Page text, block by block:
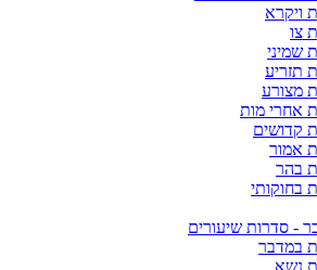
ויקרא
צו
שמיני
תזריע
מצורע
אחרי מות
קדושים
אמור
בהר
בחוקותי
- סדרות שיעורים
במדבר